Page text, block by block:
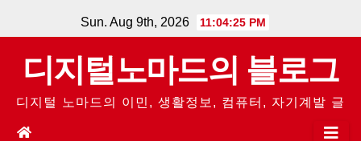
to
content
Sun. Aug 9th, 2026 11:04:26 PM
디지털노마드의 블로그
디지털 노마드의 이민, 생활정보, 컴퓨터, 자기계발 글